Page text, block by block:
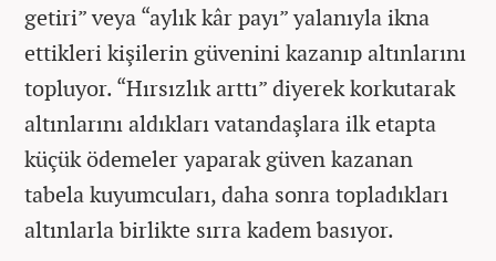
getiri” veya “aylık kâr payı” yalanıyla ikna
ettikleri kişilerin güvenini kazanıp altınlarını
topluyor. “Hırsızlık arttı” diyerek korkutarak
altınlarını aldıkları vatandaşlara ilk etapta
küçük ödemeler yaparak güven kazanan
tabela kuyumcuları, daha sonra topladıkları
altınlarla birlikte sırra kadem basıyor.